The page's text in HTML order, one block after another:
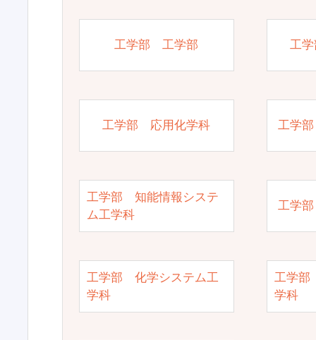
工学部 工学部 工
工学部 応用化学科 工学
工学部 知能情報システ
ム工学科
工学
工学部 化学システム工
学科
工学部
学科